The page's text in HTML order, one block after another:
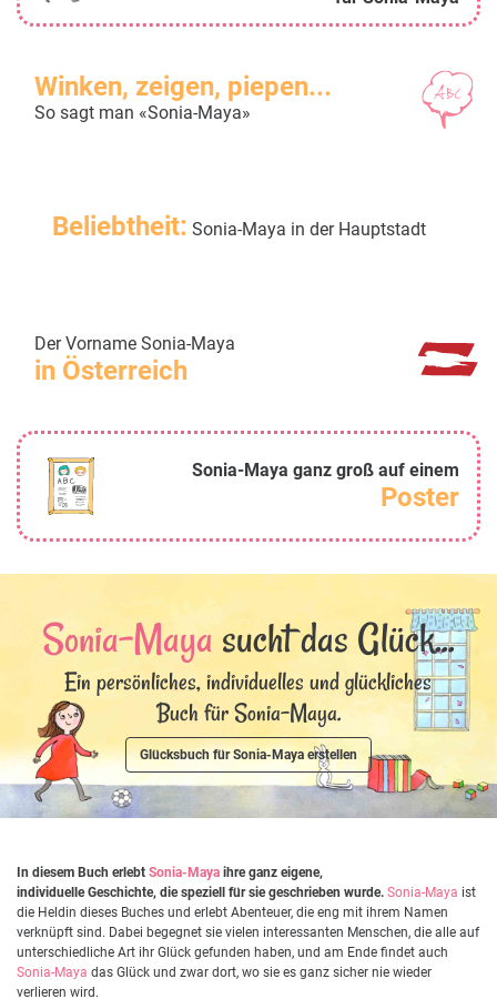
Winken, zeigen, piepen...
So sagt man «Sonia-Maya»
Beliebtheit: Sonia-Maya in der Hauptstadt
Der Vorname Sonia-Maya
in Österreich
Sonia-Maya ganz groß auf einem
Poster
Sonia-Mayasucht das Glück...
Ein persönliches, individuelles und glückliches
Buch für Sonia-Maya.
Glücksbuch für Sonia-Maya erstellen
In diesem Buch erlebt Sonia-Maya ihre ganz eigene,
individuelle Geschichte, die speziell für sie geschrieben wurde. Sonia-Maya ist
die Heldin dieses Buches und erlebt Abenteuer, die eng mit ihrem Namen
verknüpft sind. Dabei begegnet sie vielen interessanten Menschen, die alle auf
unterschiedliche Art ihr Glück gefunden haben, und am Ende findet auch
Sonia-Maya das Glück und zwar dort, wo sie es ganz sicher nie wieder
verlieren wird.